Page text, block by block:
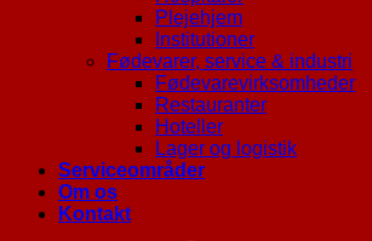
Plejehjem
Institutioner
Fødevarer, service & industri
Fødevarevirksomheder
Restauranter
Hoteller
Lager og logistik
Serviceområder
Om os
Kontakt